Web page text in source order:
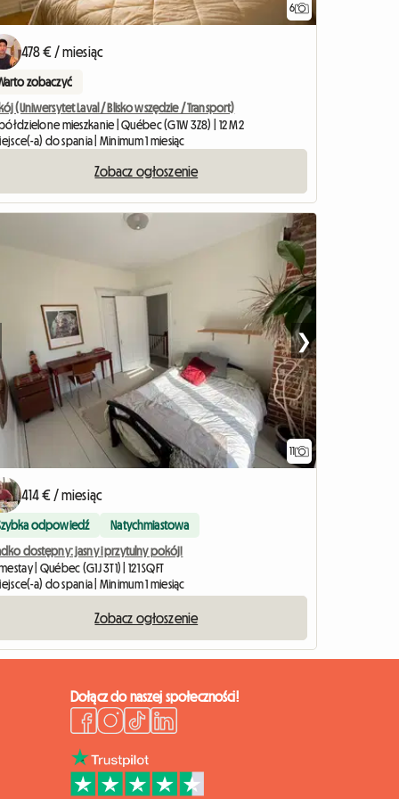
6
478 € / miesiąc
zobaczyć
(Uniwersytet Laval / Blisko wszędzie / Transport)
mieszkanie | Québec (G1W 3Z8) | 12 M2
a) do spania | Minimum 1 miesiąc
Zobacz ogłoszenie
11
❯
414 € / miesiąc
odpowiedź Natychmiastowa
dostępny: jasny i przytulny pokój!
| Québec (G1J 3T1) | 121 SQFT
a) do spania | Minimum 1 miesiąc
Zobacz ogłoszenie
Dołącz do naszej społeczności!